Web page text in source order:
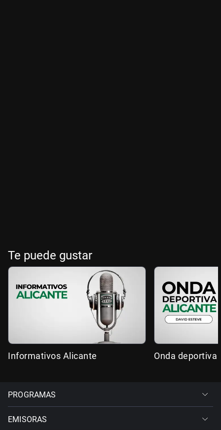
Te puede gustar
Informativos Alicante Onda deportiva
PROGRAMAS
EMISORAS